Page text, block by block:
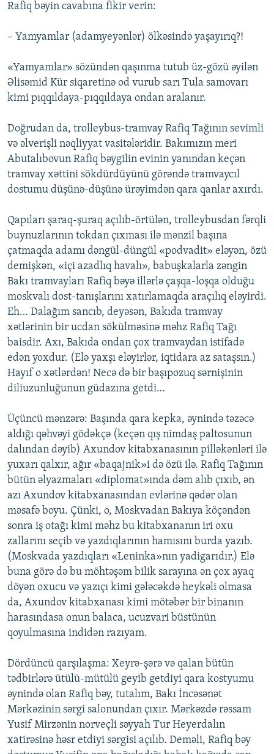
Rafiq bəyin cavabına fikir verin:
– Yamyamlar (adamyeyənlər) ölkəsində yaşayırıq?!
«Yamyamlar» sözündən qaşınma tutub üz-gözü əyilən
Əlisəmid Kür siqaretinə od vurub sarı Tula samovarı
kimi pıqqıldaya-pıqqıldaya ondan aralanır.
Doğrudan da, trolleybus-tramvay Rafiq Tağının sevimli
və əlverişli nəqliyyat vasitələridir. Bakımızın meri
Abutalıbovun Rafiq bəygilin evinin yanından keçən
tramvay xəttini sökdürdüyünü görəndə tramvaycıl
dostumu düşünə-düşünə ürəyimdən qara qanlar axırdı.
Qapıları şaraq-şuraq açılıb-örtülən, trolleybusdan fərqli
buynuzlarının tokdan çıxması ilə mənzil başına
çatmaqda adamı dəngül-düngül «podvadit» eləyən, özü
demişkən, «içi azadlıq havalı», babuşkalarla zəngin
Bakı tramvayları Rafiq bəyə illərlə çaşqa-loşqa olduğu
moskvalı dost-tanışlarını xatırlamaqda araçılıq eləyirdi.
Eh… Dalağım sancıb, deyəsən, Bakıda tramvay
xətlərinin bir ucdan sökülməsinə məhz Rafiq Tağı
baisdir. Axı, Bakıda ondan çox tramvaydan istifadə
edən yoxdur. (Elə yaxşı eləyirlər, iqtidara az sataşsın.)
Hayıf o xətlərdən! Necə də bir başıpozuq sərnişinin
diliuzunluğunun güdazına getdi…
Üçüncü mənzərə: Başında qara kepka, əynində təzəcə
aldığı qəhvəyi gödəkçə (keçən qış nimdaş paltosunun
dalından dəyib) Axundov kitabxanasının pilləkənləri ilə
yuxarı qalxır, ağır «baqajnik»i də özü ilə. Rafiq Tağının
bütün əlyazmaları «diplomat»ında dəm alıb çıxıb, ən
azı Axundov kitabxanasından evlərinə qədər olan
məsafə boyu. Çünki, o, Moskvadan Bakıya köçəndən
sonra iş otağı kimi məhz bu kitabxananın iri oxu
zallarını seçib və yazdıqlarının hamısını burda yazıb.
(Moskvada yazdıqları «Leninka»nın yadigarıdır.) Elə
buna görə də bu möhtəşəm bilik sarayına ən çox ayaq
döyən oxucu və yazıçı kimi gələcəkdə heykəli olmasa
da, Axundov kitabxanası kimi mötəbər bir binanın
harasındasa onun balaca, ucuzvari büstünün
qoyulmasına indidən razıyam.
Dördüncü qarşılaşma: Xeyrə-şərə və qalan bütün
tədbirlərə ütülü-mütülü geyib getdiyi qara kostyumu
əynində olan Rafiq bəy, tutalım, Bakı İncəsənət
Mərkəzinin sərgi salonundan çıxır. Mərkəzdə rəssam
Yusif Mirzənin norveçli səyyah Tur Heyerdalın
xatirəsinə həsr etdiyi sərgisi açılıb. Deməli, Rafiq bəy